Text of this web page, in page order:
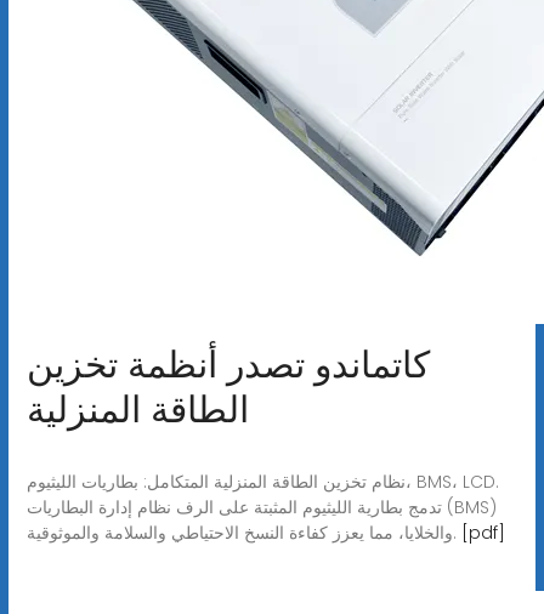
كاتماندو تصدر أنظمة تخزين
الطاقة المنزلية
نظام تخزين الطاقة المنزلية المتكامل: بطاريات الليثيوم، BMS، LCD.
تدمج بطارية الليثيوم المثبتة على الرف نظام إدارة البطاريات (BMS)
والخلايا، مما يعزز كفاءة النسخ الاحتياطي والسلامة والموثوقية. [pdf]